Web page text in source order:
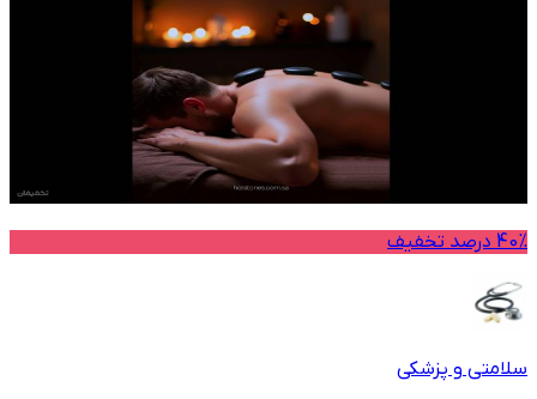
40% درصد تخفیف
سلامتی و پزشکی